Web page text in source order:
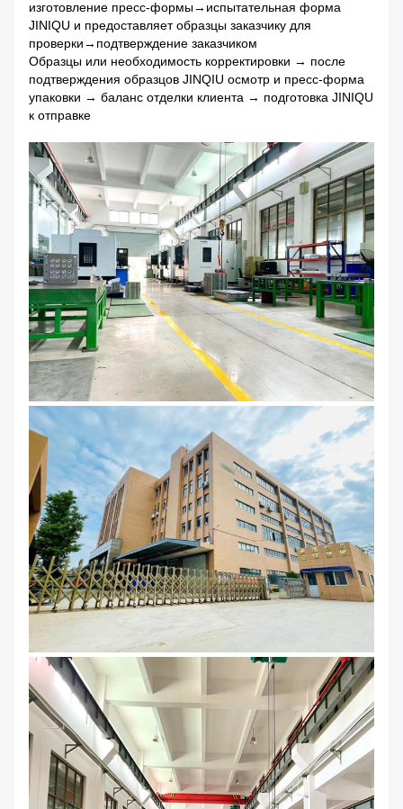
изготовление пресс-формы→испытательная форма
JINIQU и предоставляет образцы заказчику для
проверки→подтверждение заказчиком
Образцы или необходимость корректировки → после
подтверждения образцов JINQIU осмотр и пресс-форма
упаковки → баланс отделки клиента → подготовка JINIQU
к отправке